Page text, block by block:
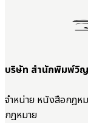
บริษัท สำนักพิมพ์วิ
จำหน่าย หนังสือกฎห
กฎหมาย